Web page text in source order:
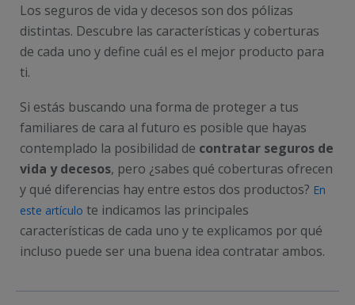
Los seguros de vida y decesos son dos pólizas
distintas. Descubre las características y coberturas
de cada uno y define cuál es el mejor producto para
ti.
Si estás buscando una forma de proteger a tus
familiares de cara al futuro es posible que hayas
contemplado la posibilidad de contratar seguros de
vida y decesos, pero ¿sabes qué coberturas ofrecen
y qué diferencias hay entre estos dos productos? En
este artículo te indicamos las principales
características de cada uno y te explicamos por qué
incluso puede ser una buena idea contratar ambos.